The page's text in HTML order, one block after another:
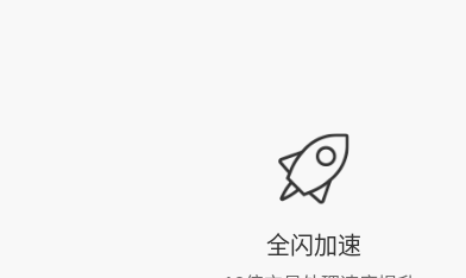
全闪加速